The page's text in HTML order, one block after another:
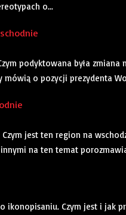
o...
podyktowana była zmiana
o pozycji prezydenta
jest ten region na
na ten temat
ikonopisaniu. Czym jest i jak